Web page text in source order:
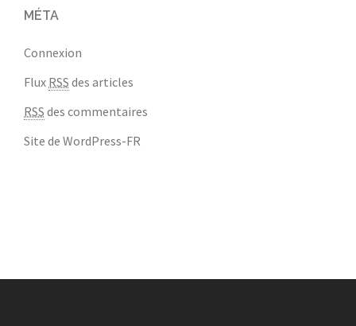
MÉTA
Connexion
Flux RSS des articles
RSS des commentaires
Site de WordPress-FR